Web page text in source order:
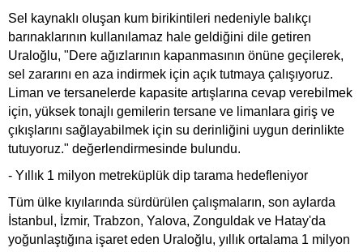
Sel kaynaklı oluşan kum birikintileri nedeniyle balıkçı
barınaklarının kullanılamaz hale geldiğini dile getiren
Uraloğlu, "Dere ağızlarının kapanmasının önüne geçilerek,
sel zararını en aza indirmek için açık tutmaya çalışıyoruz.
Liman ve tersanelerde kapasite artışlarına cevap verebilmek
için, yüksek tonajlı gemilerin tersane ve limanlara giriş ve
çıkışlarını sağlayabilmek için su derinliğini uygun derinlikte
tutuyoruz." değerlendirmesinde bulundu.
- Yıllık 1 milyon metreküplük dip tarama hedefleniyor
Tüm ülke kıyılarında sürdürülen çalışmaların, son aylarda
İstanbul, İzmir, Trabzon, Yalova, Zonguldak ve Hatay'da
yoğunlaştığına işaret eden Uraloğlu, yıllık ortalama 1 milyon